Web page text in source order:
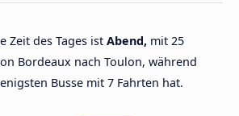
Zeit des Tages ist Abend, mit 25
Bordeaux nach Toulon, während
Busse mit 7 Fahrten hat.